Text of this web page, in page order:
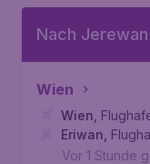
Nach
Wien
Wien
Eriwan
Vor 1 Stunde